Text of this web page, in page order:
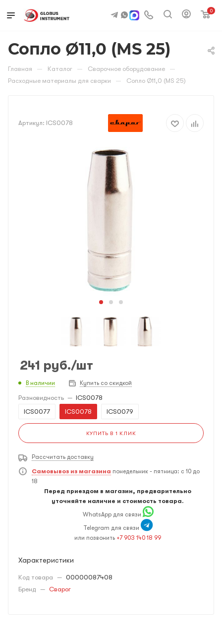
0
Сопло Ø11,0 (MS 25)
Главная — Каталог — Сварочное оборудование —
Расходные материалы для сварки — Сопло Ø11,0 (MS 25)
Артикул: ICS0078
241 руб./шт
В наличии Купить со скидкой
Разновидность — ICS0078
ICS0077
ICS0078 ICS0079
КУПИТЬ В 1 КЛИК
Рассчитать доставку
Самовывоз из магазина понедельник - пятница: с 10 до
18
Перед приездом в магазин, предварительно
уточняйте наличие и стоимость товара.
WhatsApp для связи
Telegram для связи
или позвонить +7 903 140 18 99
Характеристики
Код товара — 00000087408
Бренд — Сварог